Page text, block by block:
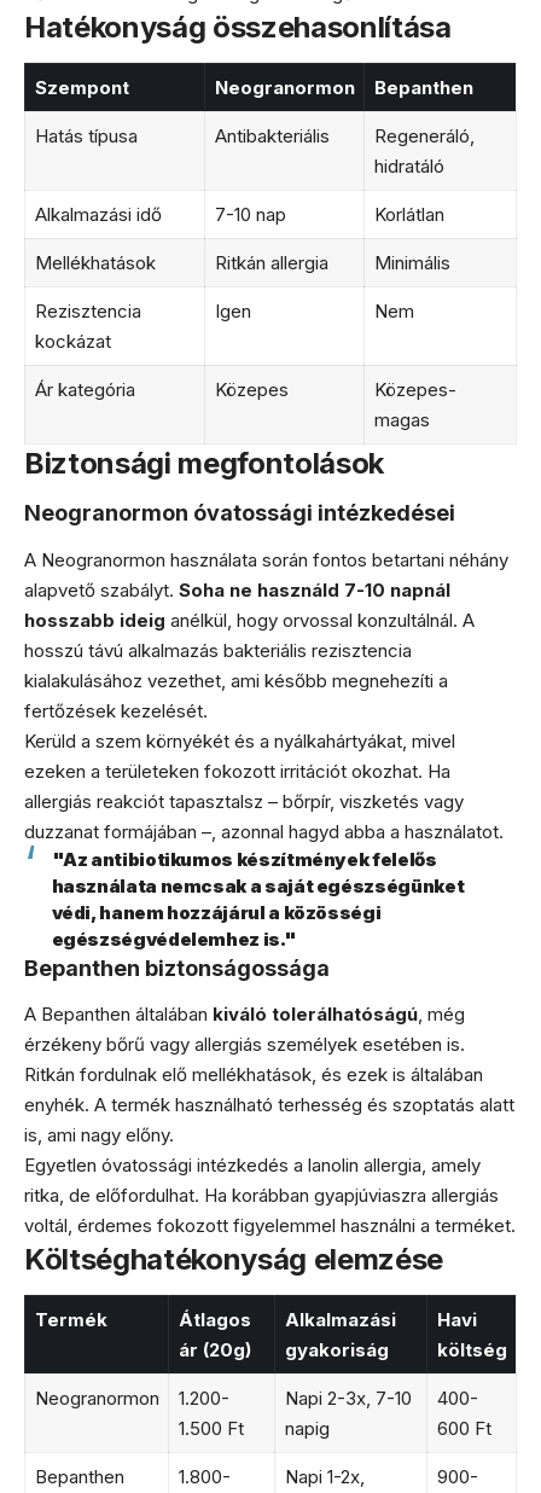
Hatékonyság összehasonlítása
Szempont Neogranormon Bepanthen
Hatás típusa Antibakteriális
Regeneráló,
hidratáló
Alkalmazási idő 7-10 nap Korlátlan
Mellékhatások Ritkán allergia Minimális
Rezisztencia
kockázat
Igen Nem
Ár kategória Közepes
Közepes-
magas
Biztonsági megfontolások
Neogranormon óvatossági intézkedései
A Neogranormon használata során fontos betartani néhány
alapvető szabályt. Soha ne használd 7-10 napnál
hosszabb ideig anélkül, hogy orvossal konzultálnál. A
hosszú távú alkalmazás bakteriális rezisztencia
kialakulásához vezethet, ami később megnehezíti a
fertőzések kezelését.
Kerüld a szem környékét és a nyálkahártyákat, mivel
ezeken a területeken fokozott irritációt okozhat. Ha
allergiás reakciót tapasztalsz – bőrpír, viszketés vagy
duzzanat formájában –, azonnal hagyd abba a használatot.
"Az antibiotikumos készítmények felelős
használata nemcsak a saját egészségünket
védi, hanem hozzájárul a közösségi
egészségvédelemhez is."
Bepanthen biztonságossága
A Bepanthen általában kiváló tolerálhatóságú, még
érzékeny bőrű vagy allergiás személyek esetében is.
Ritkán fordulnak elő mellékhatások, és ezek is általában
enyhék. A termék használható terhesség és szoptatás alatt
is, ami nagy előny.
Egyetlen óvatossági intézkedés a lanolin allergia, amely
ritka, de előfordulhat. Ha korábban gyapjúviaszra allergiás
voltál, érdemes fokozott figyelemmel használni a terméket.
Költséghatékonyság elemzése
Termék
Átlagos
ár (20g)
Alkalmazási
gyakoriság
Havi
költség
Neogranormon
1.200-
1.500 Ft
Napi 2-3x, 7-10
napig
400-
600 Ft
Bepanthen
1.800-
Napi 1-2x,
900-